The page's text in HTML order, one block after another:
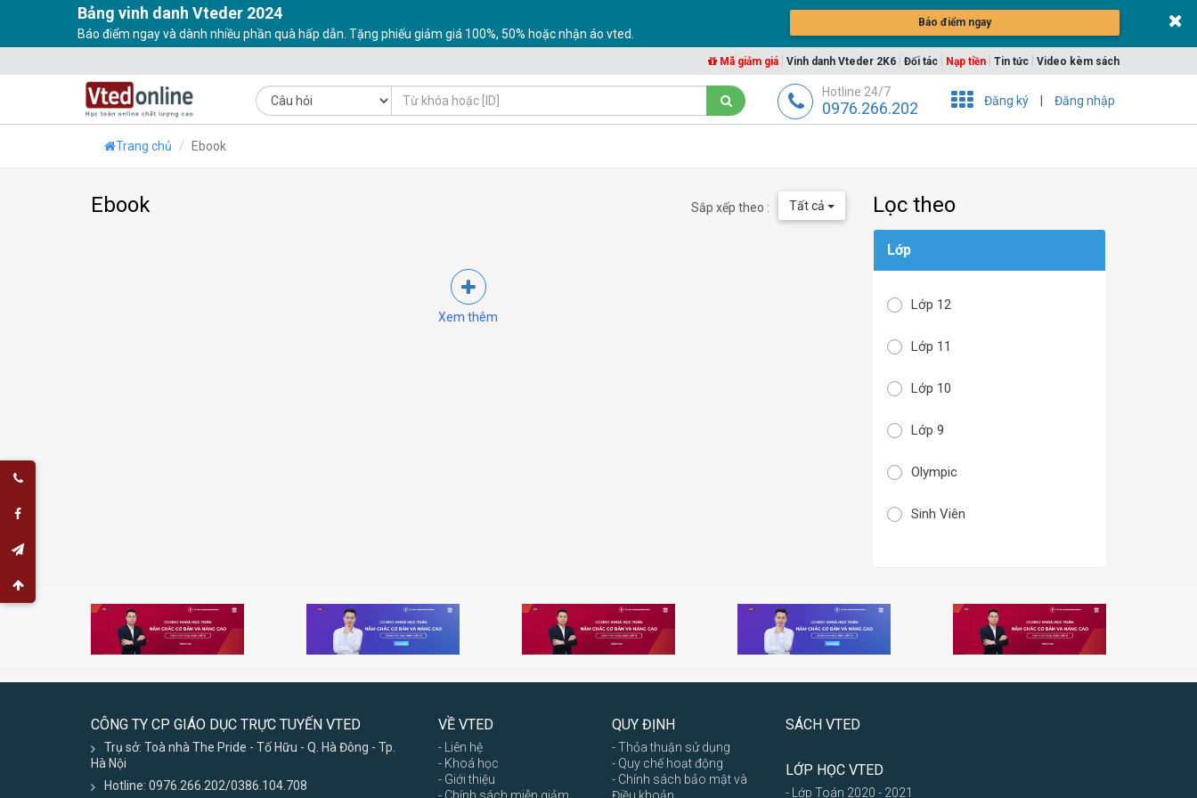
Bảng vinh danh Vteder 2024
Báo điểm ngay và dành nhiều phần quà hấp dẫn. Tặng phiếu giảm giá 100%, 50% hoặc nhận áo vted.
Báo điểm ngay
Mã giảm giá Vinh danh Vteder 2K6 Đối tác Nạp tiền Tin tức Video kèm sách
Đăng ký Đăng nhập
Hotline 24/7
0976.266.202
Trang chủ Ebook
Ebook Sắp xếp theo : Tất cả
Xem thêm
Lọc theo
Lớp
Lớp 12
Lớp 11
Lớp 10
Lớp 9
Olympic
Sinh Viên
CÔNG TY CP GIÁO DỤC TRỰC TUYẾN VTED
Trụ sở: Toà nhà The Pride - Tố Hữu - Q. Hà Đông - Tp.
Hà Nội
Hotline: 0976.266.202/0386.104.708
VỀ VTED
- Liên hệ
- Khoá học
- Giới thiệu
QUY ĐỊNH
- Thỏa thuận sử dụng
- Quy chế hoạt động
- Chính sách bảo mật và
SÁCH VTED
LỚP HỌC VTED
- Lớp Toán 2020 - 2021